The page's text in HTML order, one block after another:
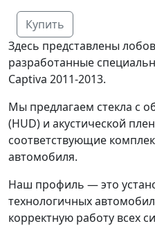
Купить
Здесь представлены
разработанные
Captiva 2011-2013.
Мы предлагаем стекла с
(HUD) и акустической
соответствующие
автомобиля.
Наш профиль — это
технологичных
корректную работу всех